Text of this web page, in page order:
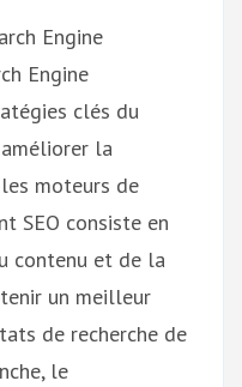
Engine
Engine
clés du
la
moteurs de
SEO consiste en
contenu et de la
un meilleur
de recherche de
le